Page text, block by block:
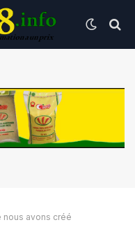
nous avons créé